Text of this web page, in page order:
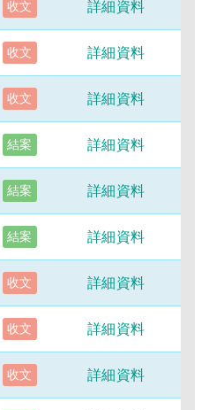
收文 詳細資料
收文 詳細資料
收文 詳細資料
結案 詳細資料
結案 詳細資料
結案 詳細資料
收文 詳細資料
收文 詳細資料
收文 詳細資料